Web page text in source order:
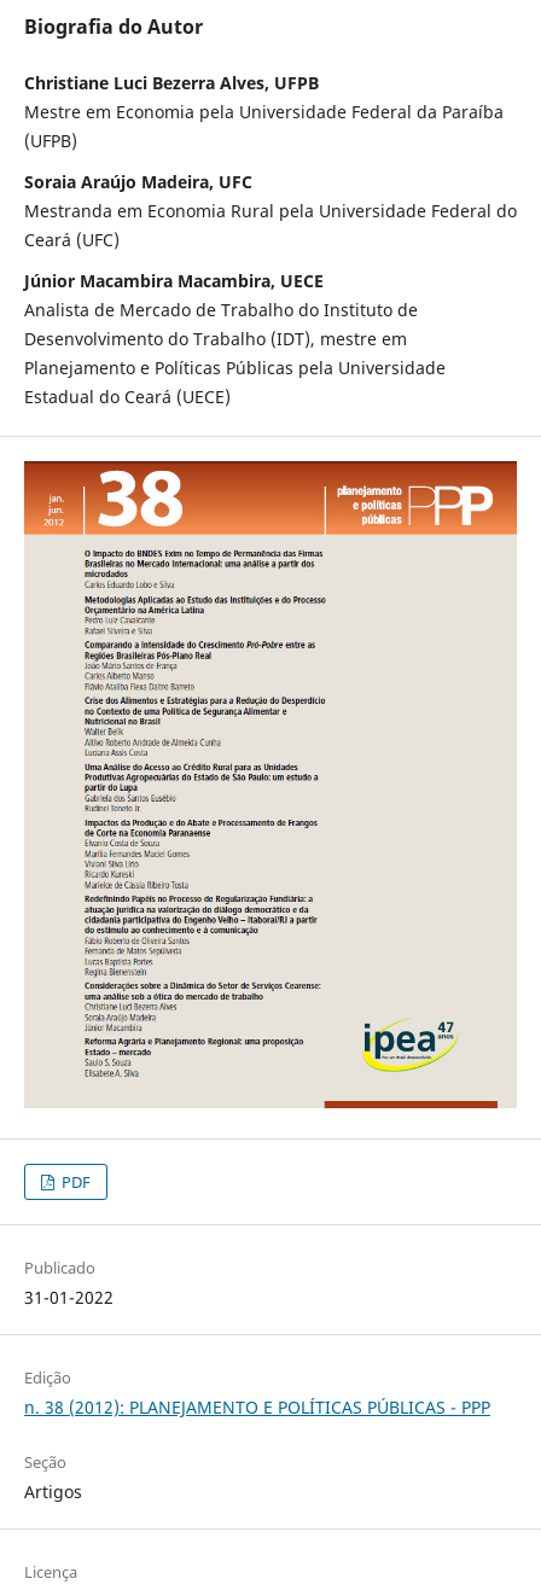
Biografia do Autor
Christiane Luci Bezerra Alves, UFPB
Mestre em Economia pela Universidade Federal da Paraíba
(UFPB)
Soraia Araújo Madeira, UFC
Mestranda em Economia Rural pela Universidade Federal do
Ceará (UFC)
Júnior Macambira Macambira, UECE
Analista de Mercado de Trabalho do Instituto de
Desenvolvimento do Trabalho (IDT), mestre em
Planejamento e Políticas Públicas pela Universidade
Estadual do Ceará (UECE)
PDF
Publicado
31-01-2022
Edição
n. 38 (2012): PLANEJAMENTO E POLÍTICAS PÚBLICAS - PPP
Seção
Artigos
Licença